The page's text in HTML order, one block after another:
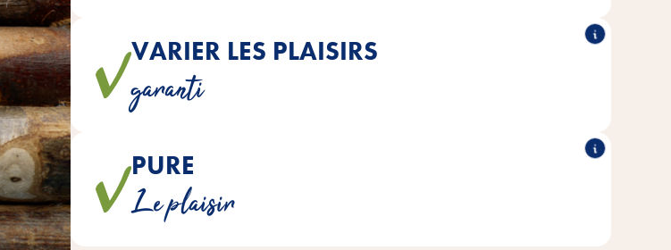
VARIER LES PLAISIRS
garanti
Cette véritable friandise invite à récompenser et à gâter, ce qui permet de varier les
PURE
Le plaisir
sont fabriquées naturellement, sans ajout
de sucre ni de céréales, ni de colorants & conservateurs artificiels.